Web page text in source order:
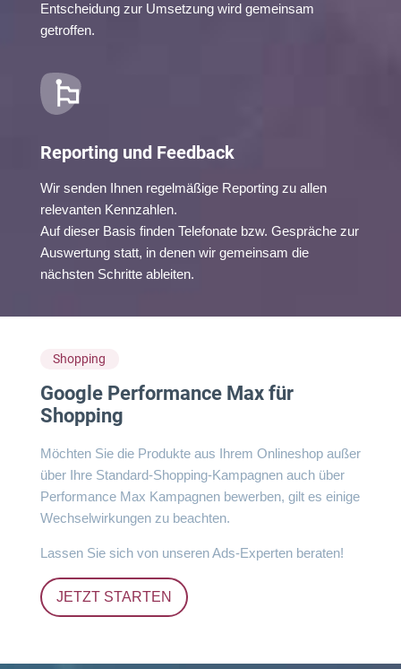
Entscheidung zur Umsetzung wird gemeinsam
getroffen.
Reporting und Feedback
Wir senden Ihnen regelmäßige Reporting zu allen
relevanten Kennzahlen.
Auf dieser Basis finden Telefonate bzw. Gespräche zur
Auswertung statt, in denen wir gemeinsam die
nächsten Schritte ableiten.
Shopping
Google Performance Max für
Shopping
Möchten Sie die Produkte aus Ihrem Onlineshop außer
über Ihre Standard-Shopping-Kampagnen auch über
Performance Max Kampagnen bewerben, gilt es einige
Wechselwirkungen zu beachten.
Lassen Sie sich von unseren Ads-Experten beraten!
JETZT STARTEN